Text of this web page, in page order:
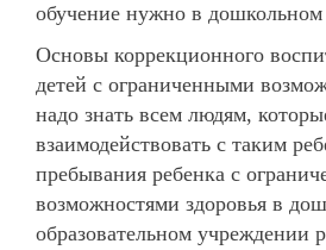
обучение нужно в дошкольном
Основы коррекционного
детей с ограниченными
надо знать всем людям,
взаимодействовать с таким
пребывания ребенка с
возможностями здоровья в
образовательном учреждении